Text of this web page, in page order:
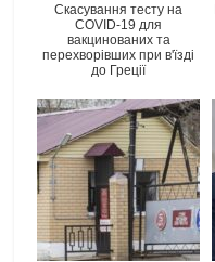
Скасування тесту на
COVID-19 для
вакцинованих та
перехворівших при в'їзді
до Греції